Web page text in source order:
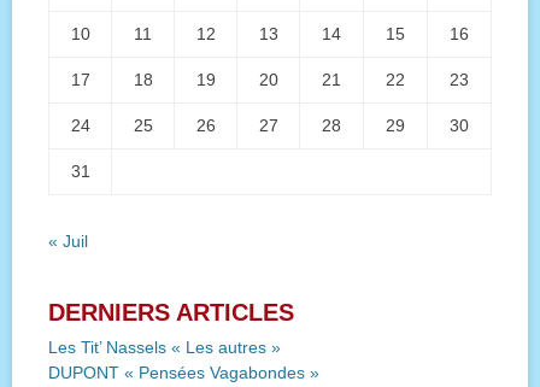
10 11 12 13 14 15 16
17 18 19 20 21 22 23
24 25 26 27 28 29 30
31
« Juil
DERNIERS ARTICLES
Les Tit’ Nassels « Les autres »
DUPONT « Pensées Vagabondes »